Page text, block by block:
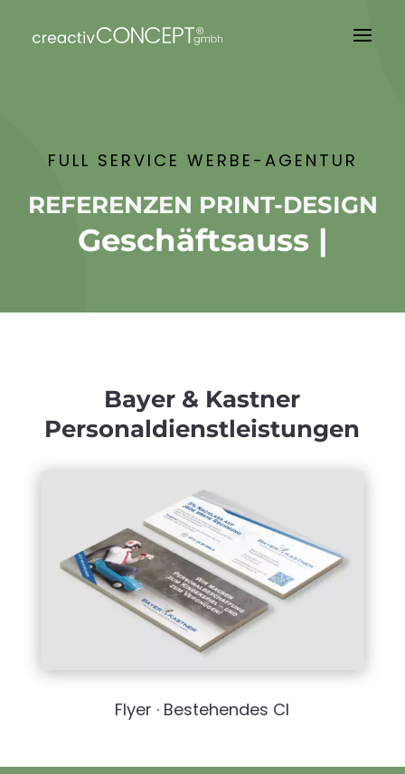
FULL SERVICE WERBE-AGENTUR
REFERENZEN PRINT-DESIGN
Geschäftsausst |
Bayer & Kastner
Personaldienstleistungen
Flyer · Bestehendes CI